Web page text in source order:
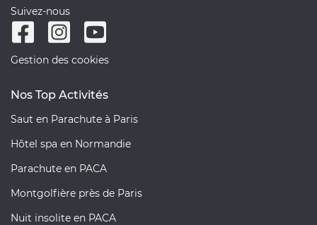
Suivez-nous
Gestion des cookies
Nos Top Activités
Saut en Parachute à Paris
Hôtel spa en Normandie
Parachute en PACA
Montgolfière près de Paris
Nuit insolite en PACA